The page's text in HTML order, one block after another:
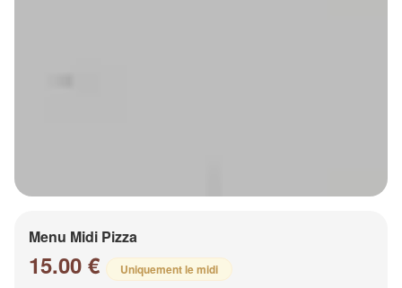
Menu Midi Pizza
15.00 € Uniquement le midi